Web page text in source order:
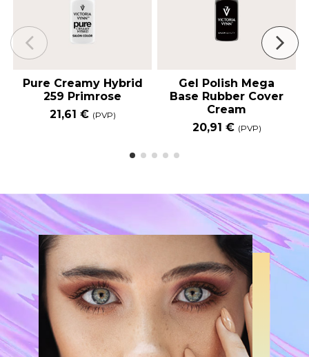
Pure Creamy Hybrid
259 Primrose
21,61 € (PVP)
Gel Polish Mega
Base Rubber Cover
Cream
20,91 € (PVP)